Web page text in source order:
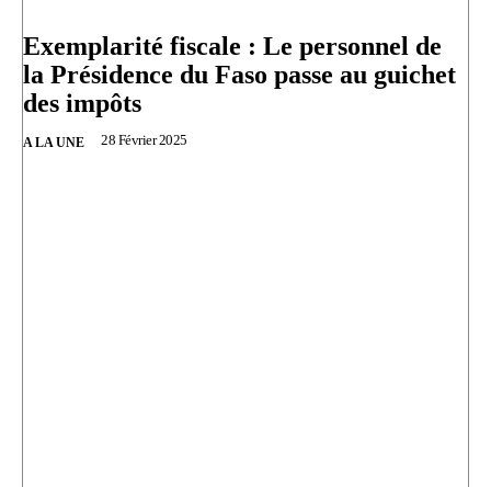
Exemplarité fiscale : Le personnel de
la Présidence du Faso passe au guichet
des impôts
A LA UNE 28 Février 2025